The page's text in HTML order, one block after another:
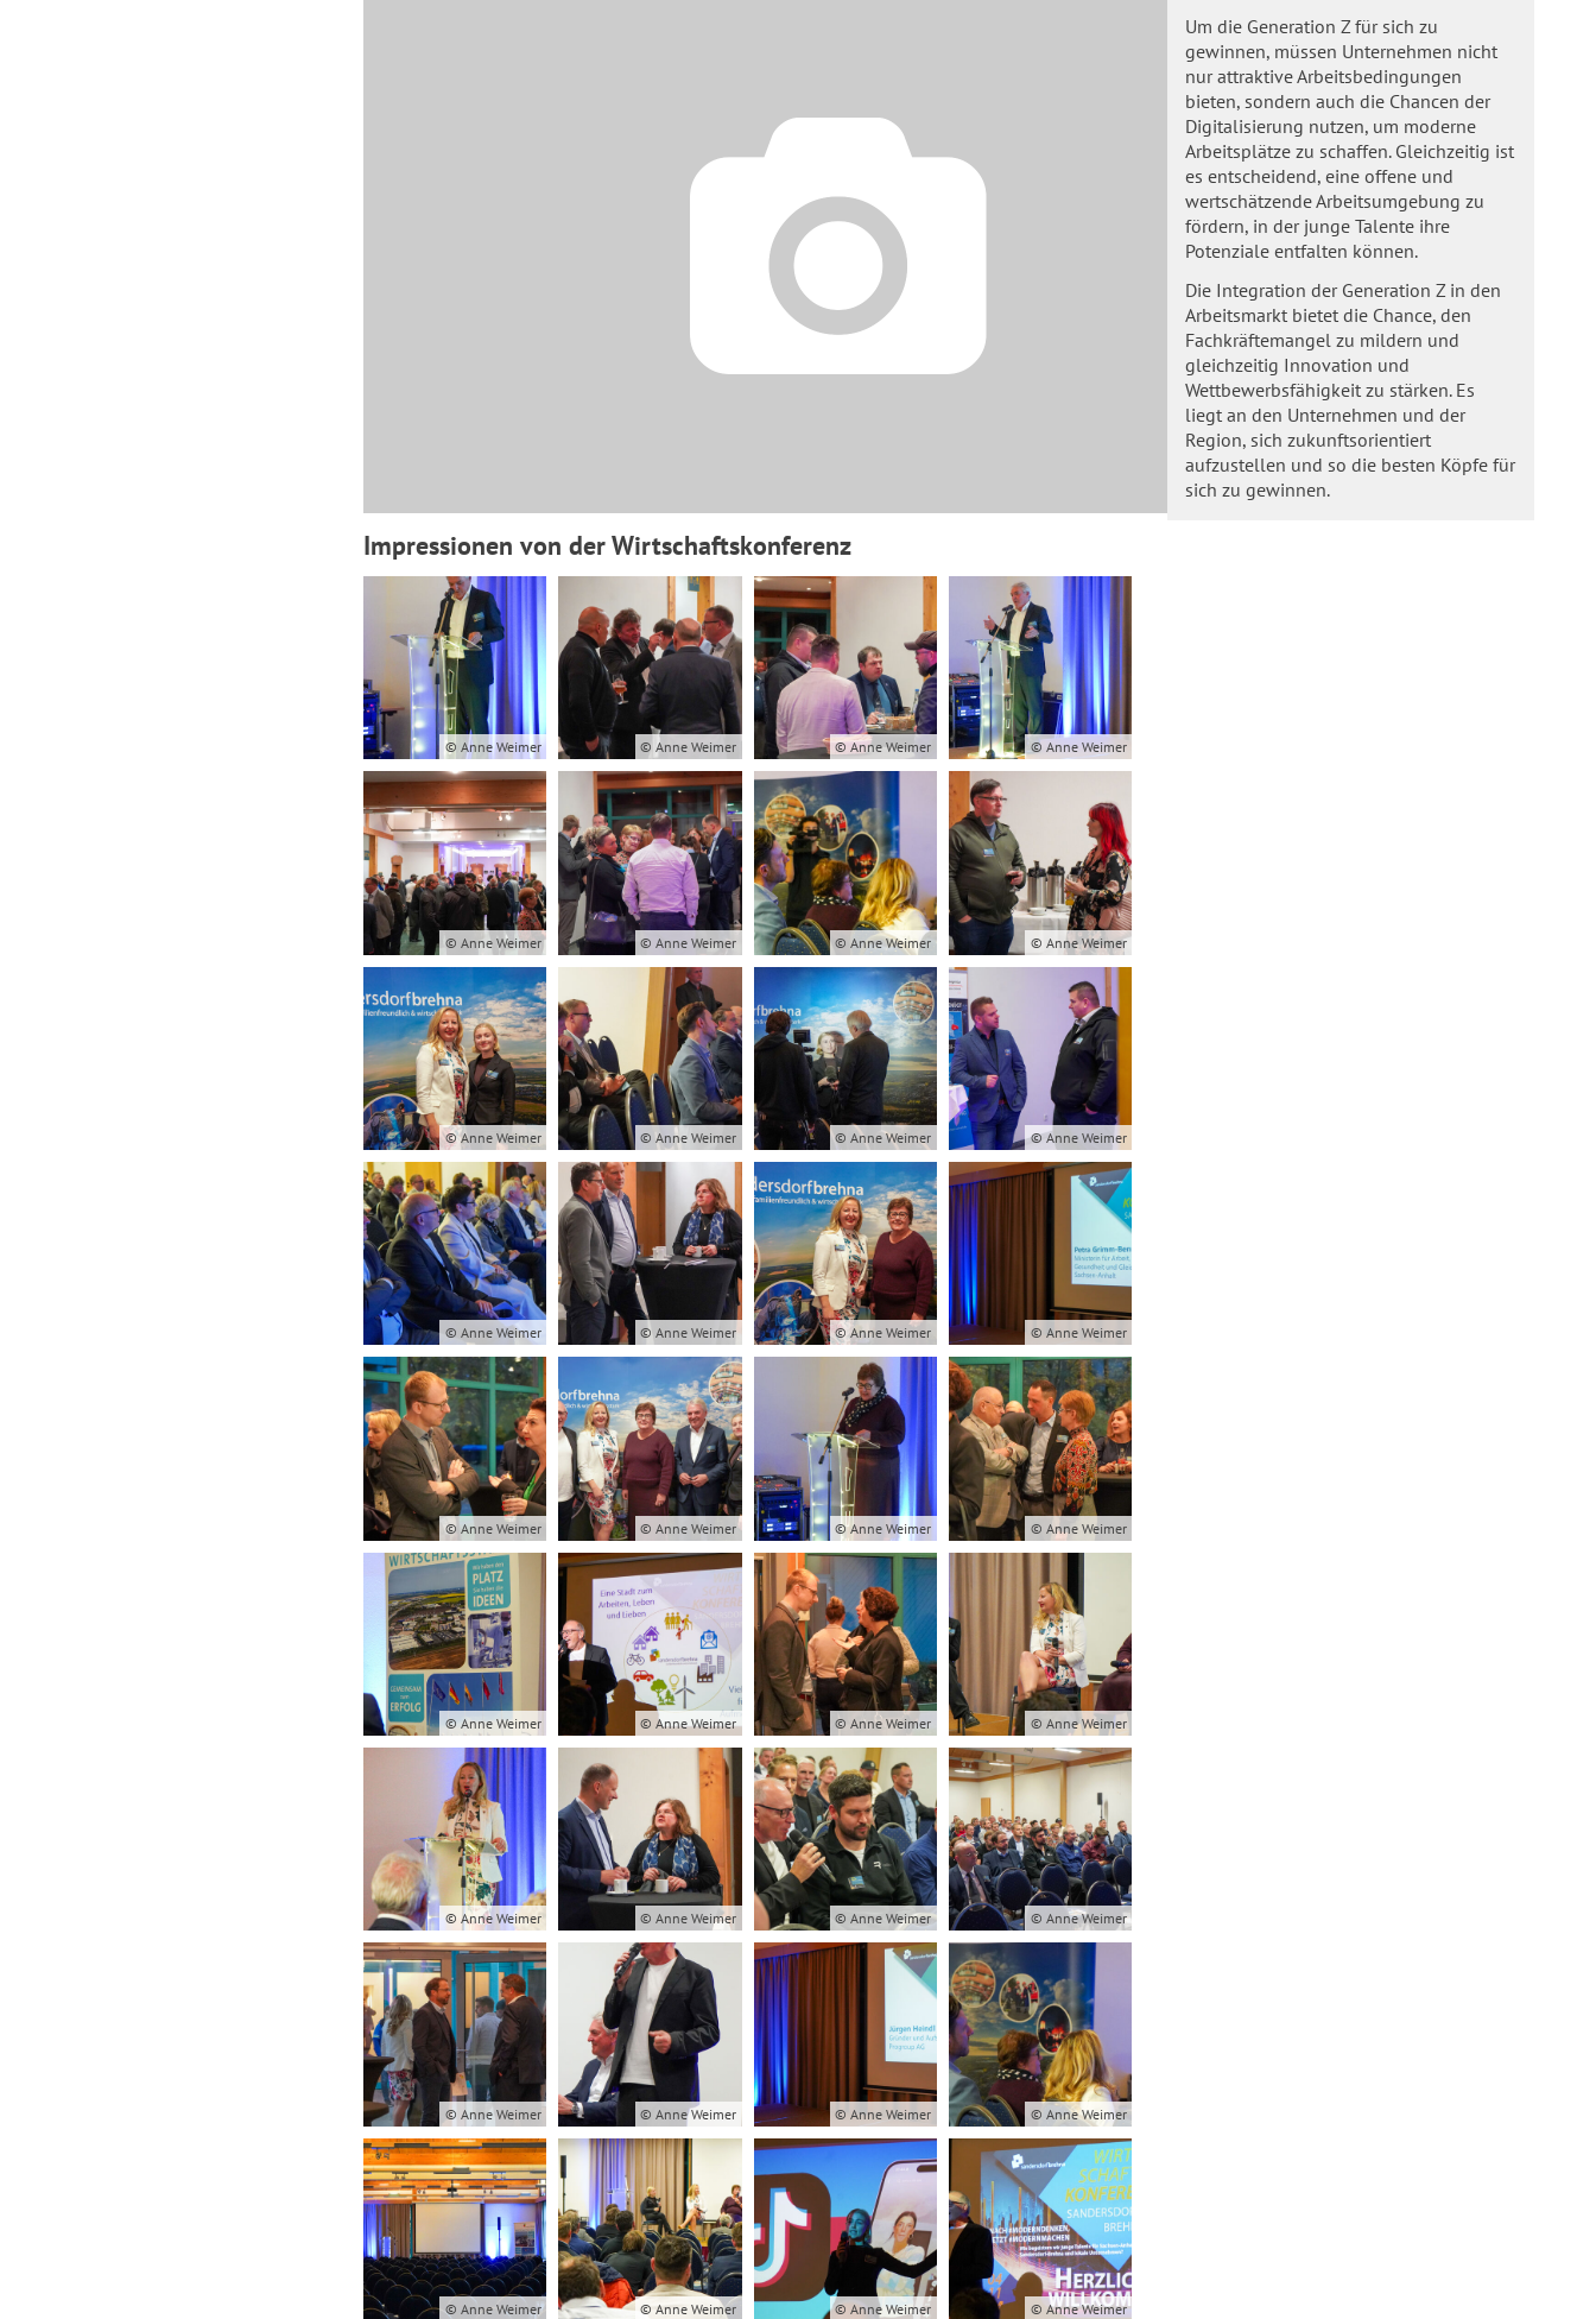
Impressionen von der Wirtschaftskonferenz
© Anne Weimer © Anne Weimer © Anne Weimer © Anne Weimer
© Anne Weimer © Anne Weimer © Anne Weimer © Anne Weimer
© Anne Weimer © Anne Weimer © Anne Weimer © Anne Weimer
© Anne Weimer © Anne Weimer © Anne Weimer © Anne Weimer
© Anne Weimer © Anne Weimer © Anne Weimer © Anne Weimer
© Anne Weimer © Anne Weimer © Anne Weimer © Anne Weimer
© Anne Weimer © Anne Weimer © Anne Weimer © Anne Weimer
© Anne Weimer © Anne Weimer © Anne Weimer © Anne Weimer
© Anne Weimer © Anne Weimer © Anne Weimer © Anne Weimer
Um die Generation Z für sich zu
gewinnen, müssen Unternehmen nicht
nur attraktive Arbeitsbedingungen
bieten, sondern auch die Chancen der
Digitalisierung nutzen, um moderne
Arbeitsplätze zu schaffen. Gleichzeitig ist
es entscheidend, eine offene und
wertschätzende Arbeitsumgebung zu
fördern, in der junge Talente ihre
Potenziale entfalten können.
Die Integration der Generation Z in den
Arbeitsmarkt bietet die Chance, den
Fachkräftemangel zu mildern und
gleichzeitig Innovation und
Wettbewerbsfähigkeit zu stärken. Es
liegt an den Unternehmen und der
Region, sich zukunftsorientiert
aufzustellen und so die besten Köpfe für
sich zu gewinnen.